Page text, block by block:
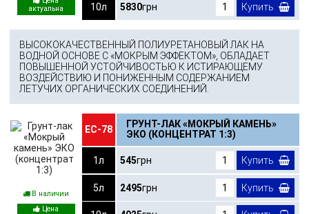
10л 5830грн Купить
ВЫСОКОКАЧЕСТВЕННЫЙ ПОЛИУРЕТАНОВЫЙ ЛАК НА
ВОДНОЙ ОСНОВЕ С «МОКРЫМ ЭФФЕКТОМ», ОБЛАДАЕТ
ПОВЫШЕННОЙ УСТОЙЧИВОСТЬЮ К ИСТИРАЮЩЕМУ
ВОЗДЕЙСТВИЮ И ПОНИЖЕННЫМ СОДЕРЖАНИЕМ
ЛЕТУЧИХ ОРГАНИЧЕСКИХ СОЕДИНЕНИЙ.
В наличии
ЕС-78
ГРУНТ-ЛАК «МОКРЫЙ КАМЕНЬ»
ЭКО (КОНЦЕНТРАТ 1:3)
1л 545грн Купить
5л 2495грн Купить